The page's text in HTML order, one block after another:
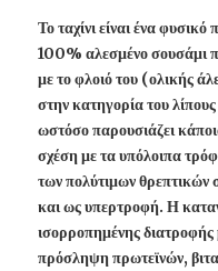
Το ταχίνι είναι ένα φυσικό
100% αλεσμένο σουσάμι
με το φλοιό του (ολικής
στην κατηγορία του
ωστόσο παρουσιάζει
σχέση με τα υπόλοιπα
των πολύτιμων θρεπτικών
και ως υπερτροφή. Η
ισορροπημένης
πρόσληψη πρωτεϊνών,